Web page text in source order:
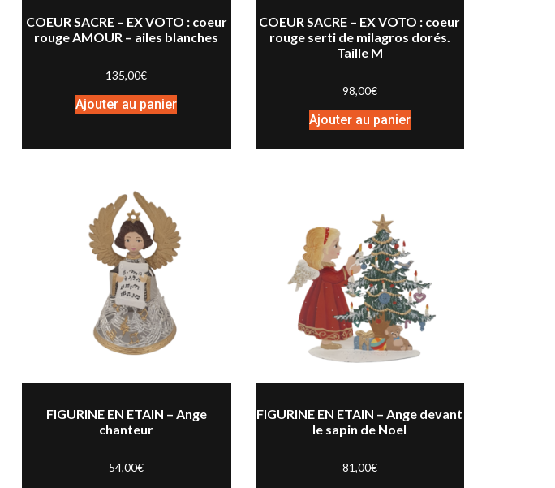
COEUR SACRE – EX VOTO : coeur
rouge AMOUR – ailes blanches
135,00€
Ajouter au panier
COEUR SACRE – EX VOTO : coeur
rouge serti de milagros dorés.
Taille M
98,00€
Ajouter au panier
FIGURINE EN ETAIN – Ange
chanteur
54,00€
FIGURINE EN ETAIN – Ange devant
le sapin de Noel
81,00€